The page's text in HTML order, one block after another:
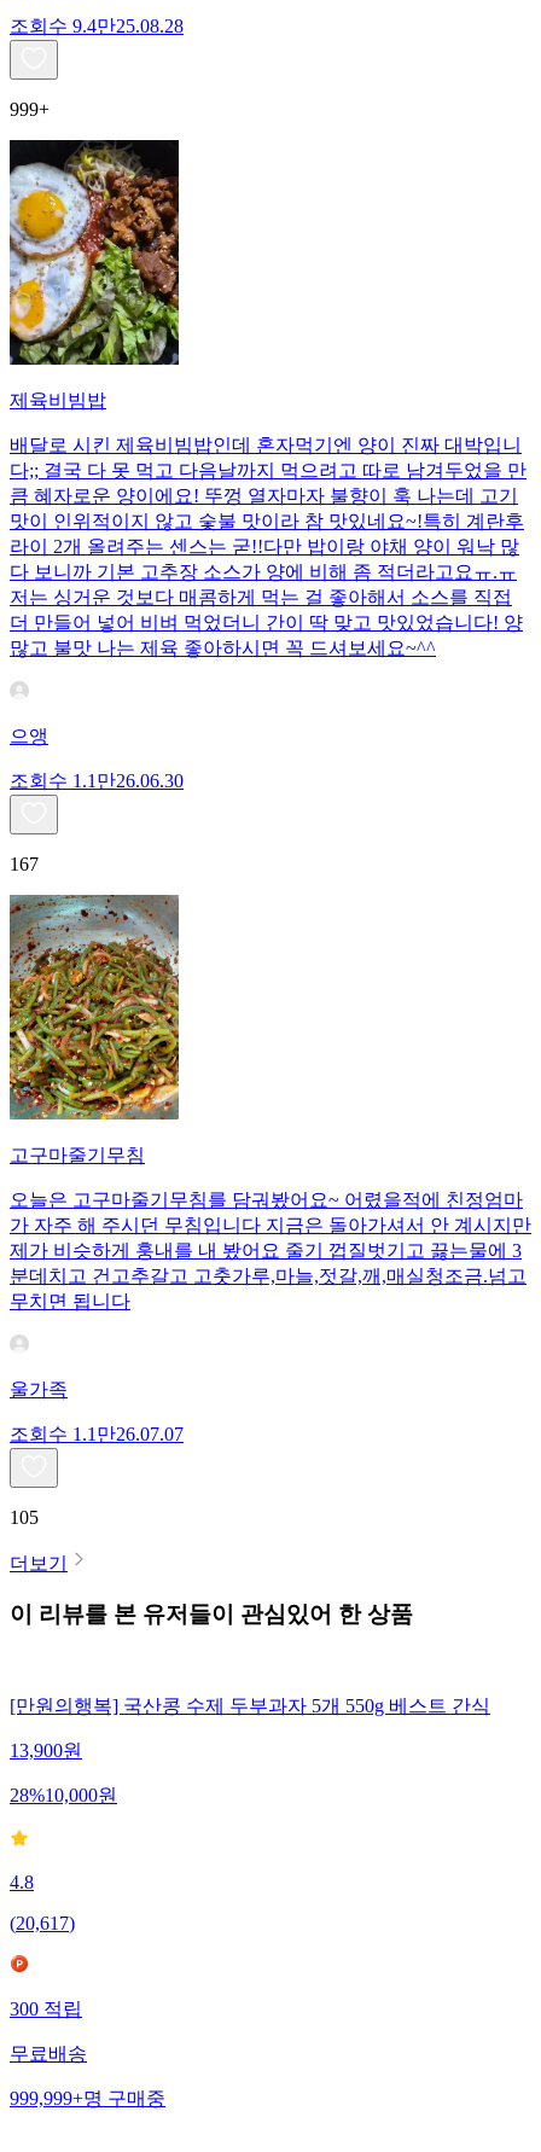
조회수 9.4만25.08.28
999+
제육비빔밥
배달로 시킨 제육비빔밥인데 혼자먹기엔 양이 진짜 대박입니
다;; 결국 다 못 먹고 다음날까지 먹으려고 따로 남겨두었을 만
큼 혜자로운 양이에요! 뚜껑 열자마자 불향이 훅 나는데 고기
맛이 인위적이지 않고 숯불 맛이라 참 맛있네요~!특히 계란후
라이 2개 올려주는 센스는 굳!! ​다만 밥이랑 야채 양이 워낙 많
다 보니까 기본 고추장 소스가 양에 비해 좀 적더라고요ㅠ.ㅠ
저는 싱거운 것보다 매콤하게 먹는 걸 좋아해서 소스를 직접
더 만들어 넣어 비벼 먹었더니 간이 딱 맞고 맛있었습니다! 양
많고 불맛 나는 제육 좋아하시면 꼭 드셔보세요~^^
으앵
조회수 1.1만26.06.30
167
고구마줄기무침
오늘은 고구마줄기무침를 담궈봤어요~ 어렸을적에 친정엄마
가 자주 해 주시던 무침입니다 지금은 돌아가셔서 안 계시지만
제가 비슷하게 훙내를 내 봤어요 줄기 껍질벗기고 끓는물에 3
분데치고 건고추갈고 고춧가루,마늘,젓갈,깨,매실청조금.넘고
무치면 됩니다
울가족
조회수 1.1만26.07.07
105
더보기
이 리뷰를 본 유저들이 관심있어 한 상품
[만원의행복] 국산콩 수제 두부과자 5개 550g 베스트 간식
13,900원
28%10,000원
4.8
(20,617)
300 적립
무료배송
999,999+명 구매중